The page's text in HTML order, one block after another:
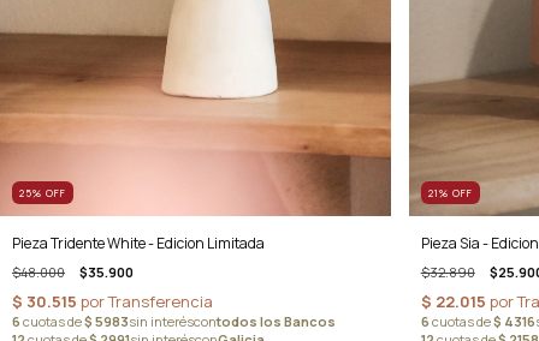
25% OFF
Pieza Tridente White - Edicion Limitada
$48.000 $35.900
21% OFF
Pieza Sia -
$32.890